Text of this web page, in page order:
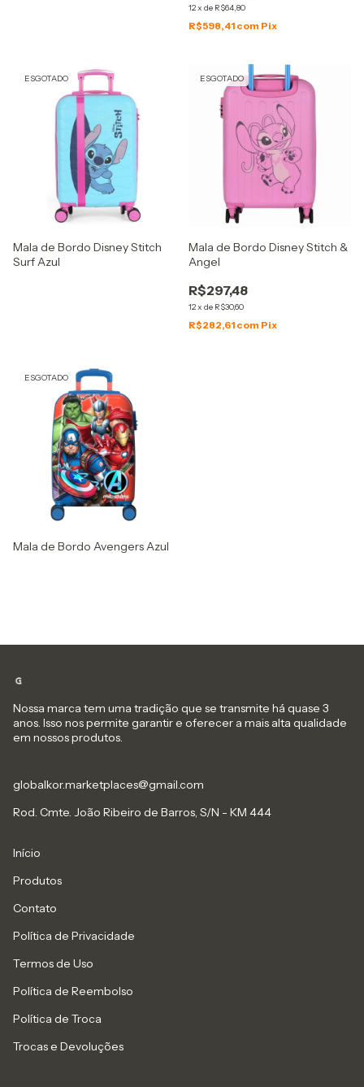
12x de R$64,80
R$598,41 com Pix
ESGOTADO
Mala de Bordo Disney Stitch
Surf Azul
ESGOTADO
Mala de Bordo Disney Stitch &
Angel
R$297,48
12x de R$30,60
R$282,61 com Pix
ESGOTADO
Mala de Bordo Avengers Azul
Nossa marca tem uma tradição que se transmite há quase 3
anos. Isso nos permite garantir e oferecer a mais alta qualidade
em nossos produtos.
globalkor.marketplaces@gmail.com
Rod. Cmte. João Ribeiro de Barros, S/N - KM 444
Início
Produtos
Contato
Política de Privacidade
Termos de Uso
Política de Reembolso
Política de Troca
Trocas e Devoluções